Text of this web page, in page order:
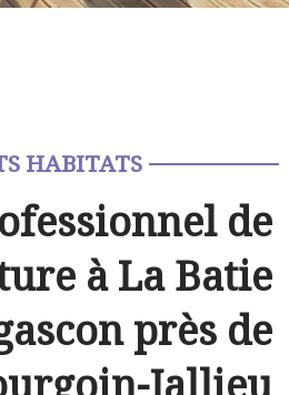
HABITATS
de
à La Batie
près de